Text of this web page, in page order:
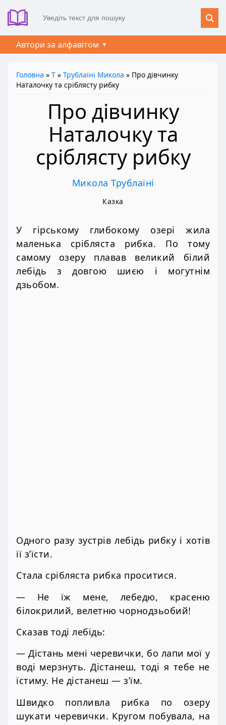
Автори за алфавітом
Головна » Т » Трублаїні Микола » Про дівчинку
Наталочку та сріблясту рибку
Про дівчинку
Наталочку та
сріблясту рибку
Микола Трублаїні
Казка
У гірському глибокому озері жила
маленька срібляста рибка. По тому
самому озеру плавав великий білий
лебідь з довгою шиєю і могутнім
дзьобом.
Одного разу зустрів лебідь рибку і хотів
її з’їсти.
Стала срібляста рибка проситися.
— Не їж мене, лебедю, красеню
білокрилий, велетню чорнодзьобий!
Сказав тоді лебідь:
— Дістань мені черевички, бо лапи мої у
воді мерзнуть. Дістанеш, тоді я тебе не
їстиму. Не дістанеш — з’їм.
Швидко попливла рибка по озеру
шукати черевички. Кругом побувала, на